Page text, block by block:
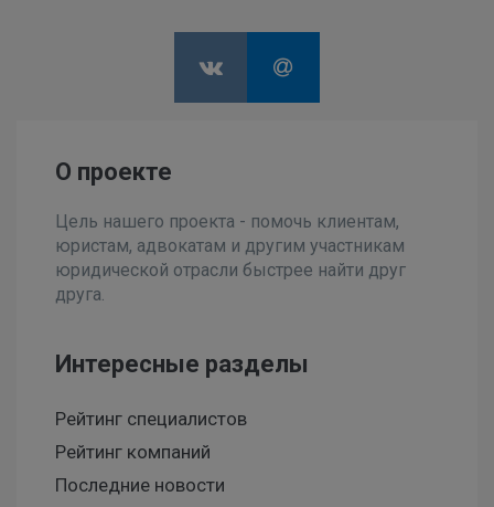
О проекте
Цель нашего проекта - помочь клиентам,
юристам, адвокатам и другим участникам
юридической отрасли быстрее найти друг
друга.
Интересные разделы
Рейтинг специалистов
Рейтинг компаний
Последние новости